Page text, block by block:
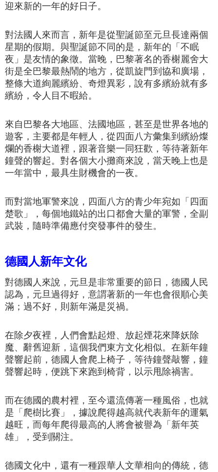
迎來新的一年的好日子。
對法國人 來而言，新年是從聖誕節至元旦長達兩個
星期的假期。 與聖誕節不同的是，新年的「不眠
夜」是友情的象徵。當晚， 巴黎著名的香榭麗舍大
街是全巴黎最熱鬧的地方，從凱旋門到協和廣場，
整條大道絢麗繽紛、奇燈異彩，說有多繽紛就有多
繽紛，令人目不暇給。
來自巴黎各大地區、法國地區，甚至是世界各地的
遊客，主要都是年輕人，從四面八方彙集到繽紛燦
爛的香榭大道裡，跟著音樂一同狂歡，等待著新年
鐘聲的響起。 對各個大小攤商來說，當天晚上也是
一年當中，最具生財機會的一夜。
而對當地軍警來說，四面八方的青少年宛如「四面
楚歌」， 每個地鐵站的出口都會大量的軍警，全副
武裝，隨時準備應付突發事件的發生。
德國人新年文化
對德國人來說，元旦是非常重要的節日，德國人民
認為，元旦過得好，意謂著新的一年也會很順心美
滿；過不好，則新年滿是災禍。
在除夕夜裡，人們會點起燈、放起煙花來降妖除
魔、辭舊迎新，這個我們東方文化相似。在新年鐘
聲響起前，德國人會爬上椅子，等待鐘聲敲響，鐘
聲響起時，便跳下來跑到椅背，以示甩除禍害。
而在德國的農村裡，至今還流傳著一種風俗，也就
是「爬樹比賽」，據說爬得越高就代表新年的運氣
越旺，而每年爬得最高的人將會被譽為「新年英
雄」，受到關注。
德國文化中，還有一種跟華人文華相向的傳統，德